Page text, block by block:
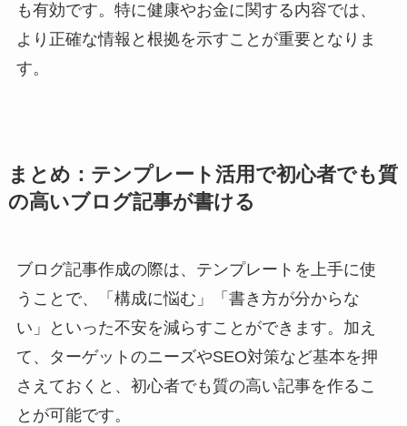
も有効です。特に健康やお金に関する内容では、
より正確な情報と根拠を示すことが重要となりま
す。
まとめ：テンプレート活用で初心者でも質
の高いブログ記事が書ける
ブログ記事作成の際は、テンプレートを上手に使
うことで、「構成に悩む」「書き方が分からな
い」といった不安を減らすことができます。加え
て、ターゲットのニーズやSEO対策など基本を押
さえておくと、初心者でも質の高い記事を作るこ
とが可能です。